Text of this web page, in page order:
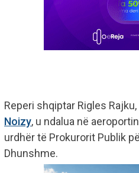
Reperi shqiptar Rigles
Noizy, u ndalua në
urdhër të Prokurorit Publik
Dhunshme.